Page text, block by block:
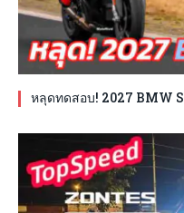
หลุดทดสอบ! 2027 BMW